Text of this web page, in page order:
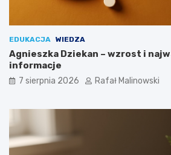
EDUKACJA WIEDZA
Agnieszka Dziekan – wzrost i
informacje
7 sierpnia 2026 Rafał Malinowski